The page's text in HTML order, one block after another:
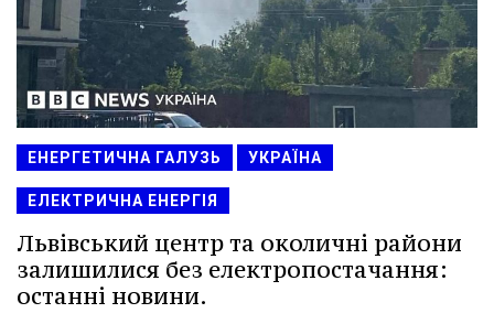
ЕНЕРГЕТИЧНА ГАЛУЗЬ УКРАЇНА
ЕЛЕКТРИЧНА ЕНЕРГІЯ
Львівський центр та околичні райони
залишилися без електропостачання:
останні новини.